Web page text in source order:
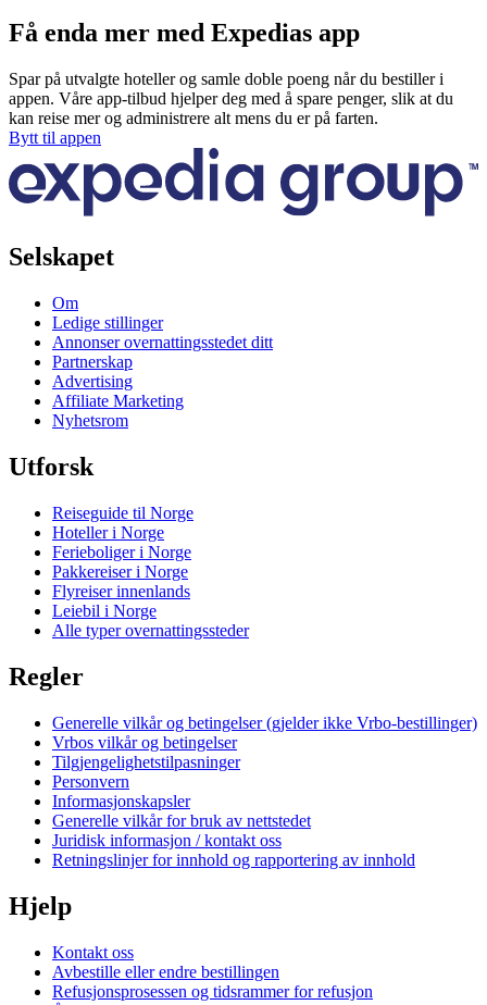
Få enda mer med Expedias app
Spar på utvalgte hoteller og samle doble poeng når du bestiller i
appen. Våre app-tilbud hjelper deg med å spare penger, slik at du
kan reise mer og administrere alt mens du er på farten.
Bytt til appen
Selskapet
Om
Ledige stillinger
Annonser overnattingsstedet ditt
Partnerskap
Advertising
Affiliate Marketing
Nyhetsrom
Utforsk
Reiseguide til Norge
Hoteller i Norge
Ferieboliger i Norge
Pakkereiser i Norge
Flyreiser innenlands
Leiebil i Norge
Alle typer overnattingssteder
Regler
Generelle vilkår og betingelser (gjelder ikke Vrbo-bestillinger)
Vrbos vilkår og betingelser
Tilgjengelighetstilpasninger
Personvern
Informasjonskapsler
Generelle vilkår for bruk av nettstedet
Juridisk informasjon / kontakt oss
Retningslinjer for innhold og rapportering av innhold
Hjelp
Kontakt oss
Avbestille eller endre bestillingen
Refusjonsprosessen og tidsrammer for refusjon